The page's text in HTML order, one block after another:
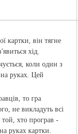
картки, він тягне
хід.
коли один з
руках. Цей
то гра
не викладуть всі
той, хто програв -
руках картки.